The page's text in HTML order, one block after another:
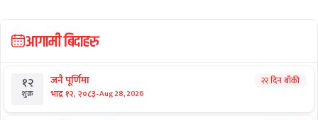
आगामी बिदाहरु
१२
शुक्र
जनै पूर्णिमा
भाद्र १२, २०८३-Aug 28, 2026
२२ दिन बाँकी